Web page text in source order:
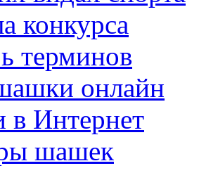
конкурса
терминов
онлайн
Интернет
шашек